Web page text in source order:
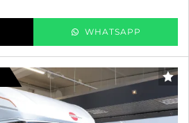
WHATSAPP